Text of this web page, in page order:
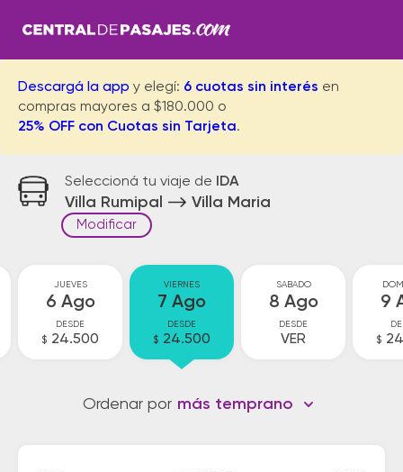
Descargá la app y elegí: 6 cuotas sin interés en
compras mayores a $180.000 o
25% OFF con Cuotas sin Tarjeta.
Seleccioná tu viaje de IDA
Villa Rumipal Villa Maria
Modificar
JUEVES
6 Ago
DESDE
$ 24.500
VIERNES
7 Ago
DESDE
$ 24.500
SABADO
8 Ago
DESDE
VER
9
$
Ordenar por más temprano